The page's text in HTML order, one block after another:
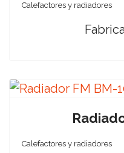
Calefactores y radiadores
Calefactores y radiadores